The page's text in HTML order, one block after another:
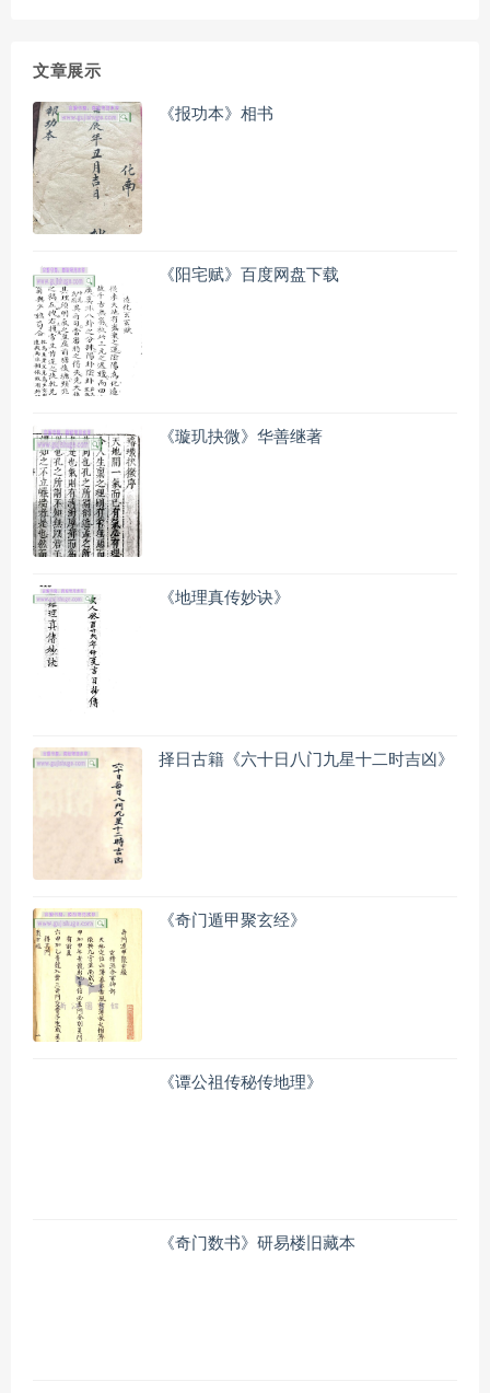
文章展示
《报功本》相书
《阳宅赋》百度网盘下载
《璇玑抉微》华善继著
《地理真传妙诀》
择日古籍《六十日八门九星十二时吉凶》
《奇门遁甲聚玄经》
《谭公祖传秘传地理》
《奇门数书》研易楼旧藏本